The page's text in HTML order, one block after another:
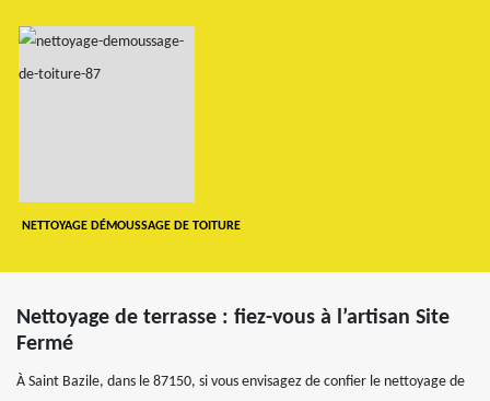
NETTOYAGE DÉMOUSSAGE DE TOITURE
Nettoyage de terrasse : fiez-vous à l’artisan Site
Fermé
À Saint Bazile, dans le 87150, si vous envisagez de confier le nettoyage de